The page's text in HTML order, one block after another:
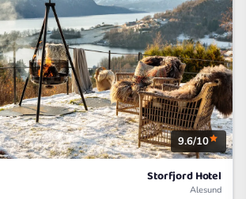
9.6/10
Storfjord Hotel
Alesund